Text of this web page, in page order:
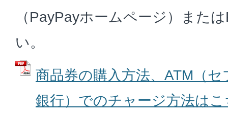
（PayPayホームページ）また
い。
商品券の購入方法、ATM（
銀行）でのチャージ方法は